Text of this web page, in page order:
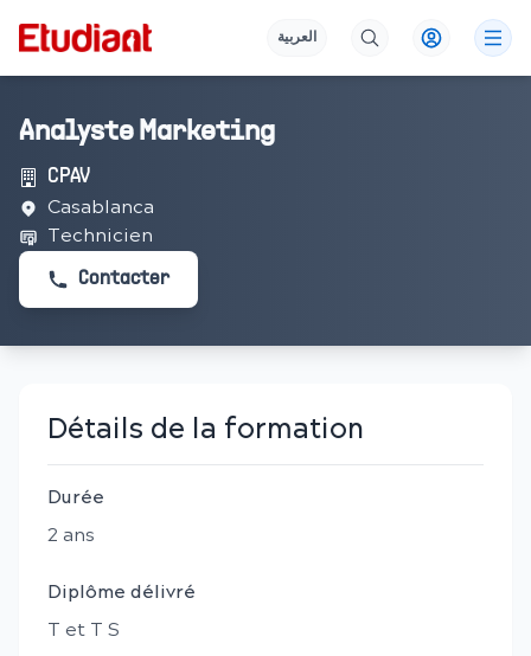
العربية
Analyste Marketing
CPAV
Casablanca
Technicien
Contacter
Détails de la formation
Durée
2 ans
Diplôme délivré
T et T S